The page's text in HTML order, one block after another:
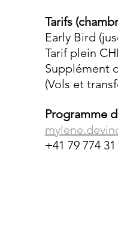
Tarifs
Early Bird
Tarif plein
Supplément
(Vols et
Programme
+41 79 774 31